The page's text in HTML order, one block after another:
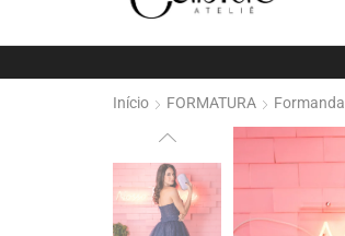
Início FORMATURA Formanda